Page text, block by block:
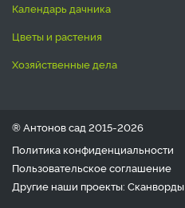
календарь дачника
цветы и растения
хозяйственные дела
® Антонов сад 2015-2026
Политика конфиденциальности
Пользовательское соглашение
Другие наши проекты: Сканворды